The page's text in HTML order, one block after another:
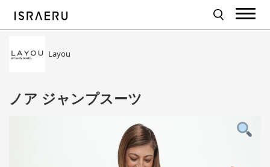
Layou
ノア ジャンプスーツ